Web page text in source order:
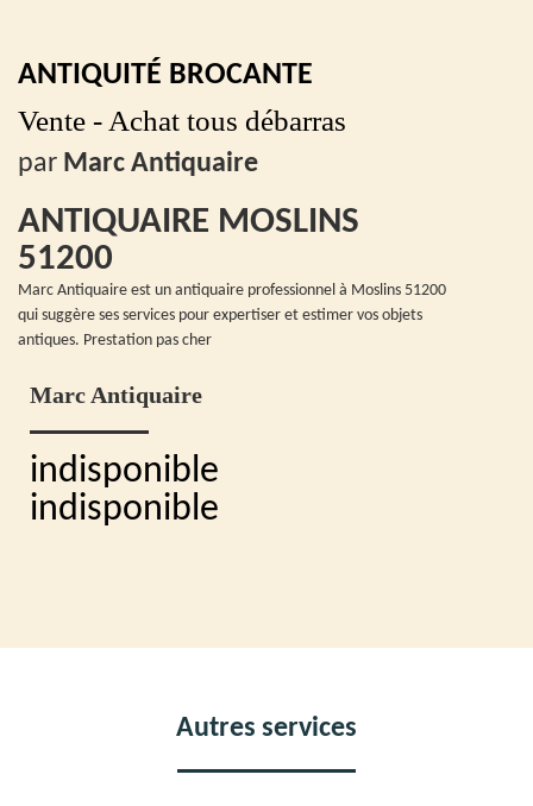
ANTIQUITÉ BROCANTE
Vente - Achat tous débarras
par Marc Antiquaire
ANTIQUAIRE MOSLINS
51200
Marc Antiquaire est un antiquaire professionnel à Moslins 51200
qui suggère ses services pour expertiser et estimer vos objets
antiques. Prestation pas cher
Marc Antiquaire
indisponible
indisponible
Autres services